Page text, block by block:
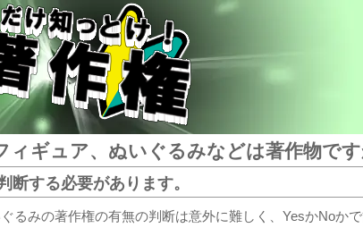
これだけ知っとけ著作権
ィギュア、ぬいぐるみなどは著作物です
断する必要があります。
るみの著作権の有無の判断は意外に難しく、YesかNoか